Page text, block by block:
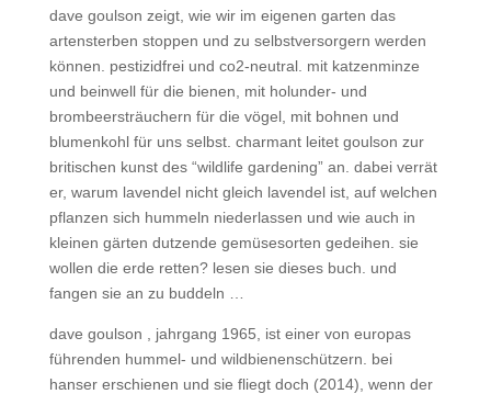
dave goulson zeigt, wie wir im eigenen garten das
artensterben stoppen und zu selbstversorgern werden
können. pestizidfrei und co2-neutral. mit katzenminze
und beinwell für die bienen, mit holunder- und
brombeersträuchern für die vögel, mit bohnen und
blumenkohl für uns selbst. charmant leitet goulson zur
britischen kunst des “wildlife gardening” an. dabei verrät
er, warum lavendel nicht gleich lavendel ist, auf welchen
pflanzen sich hummeln niederlassen und wie auch in
kleinen gärten dutzende gemüsesorten gedeihen. sie
wollen die erde retten? lesen sie dieses buch. und
fangen sie an zu buddeln …
dave goulson , jahrgang 1965, ist einer von europas
führenden hummel- und wildbienenschützern. bei
hanser erschienen und sie fliegt doch (2014), wenn der